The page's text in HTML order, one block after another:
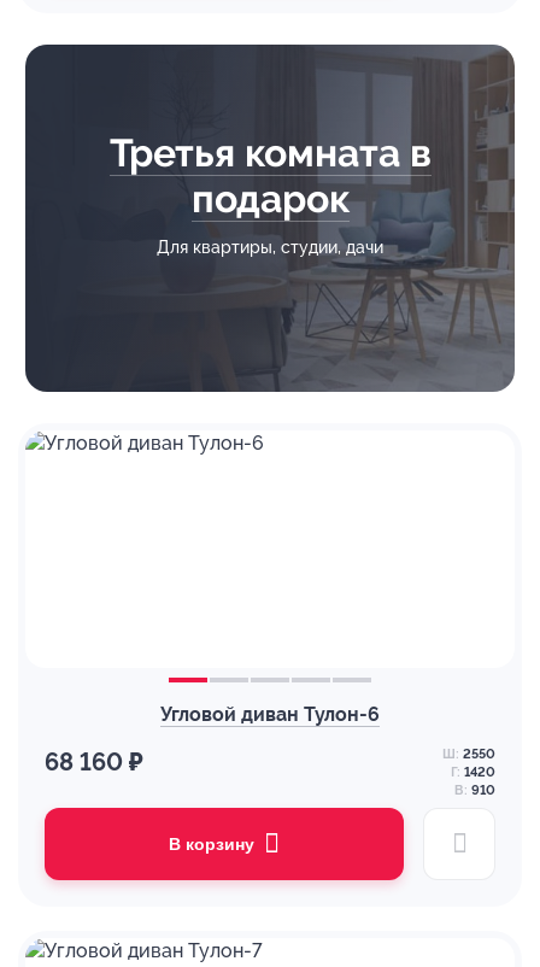
Третья комната в
подарок
Для квартиры, студии, дачи
Угловой диван Тулон-6
68 160 ₽ Ш: 2550
Г: 1420
В: 910
В корзину